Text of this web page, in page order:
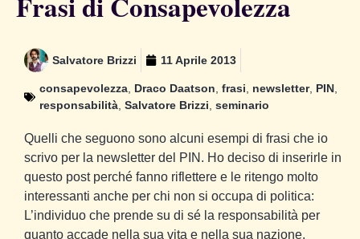
Salvatore Brizzi 11 Aprile 2013
consapevolezza Draco Daatson frasi newsletter, PIN
responsabilità Salvatore Brizzi seminario
Quelli che seguono sono alcuni esempi di frasi che io
scrivo per la newsletter del PIN. Ho deciso di inserirle in
questo post perché fanno riflettere e le ritengo molto
interessanti anche per chi non si occupa di politica:
L’individuo che prende su di sé la responsabilità per
quanto accade nella sua vita e nella sua nazione,